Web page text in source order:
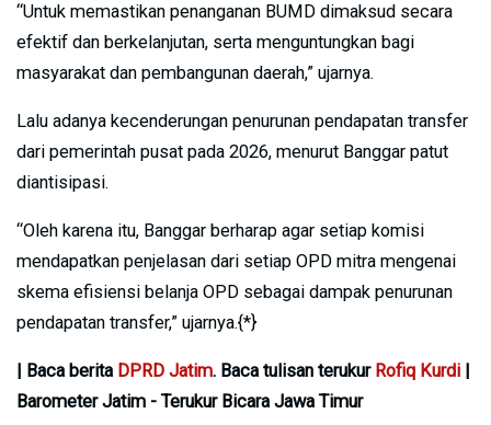
“Untuk memastikan penanganan BUMD dimaksud secara
efektif dan berkelanjutan, serta menguntungkan bagi
masyarakat dan pembangunan daerah,” ujarnya.
Lalu adanya kecenderungan penurunan pendapatan transfer
dari pemerintah pusat pada 2026, menurut Banggar patut
diantisipasi.
“Oleh karena itu, Banggar berharap agar setiap komisi
mendapatkan penjelasan dari setiap OPD mitra mengenai
skema efisiensi belanja OPD sebagai dampak penurunan
pendapatan transfer,” ujarnya.{*}
| Baca berita DPRD Jatim. Baca tulisan terukur Rofiq Kurdi |
Barometer Jatim - Terukur Bicara Jawa Timur